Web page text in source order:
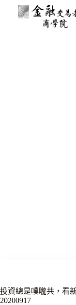
投資總是噗嚨共，看
20200917